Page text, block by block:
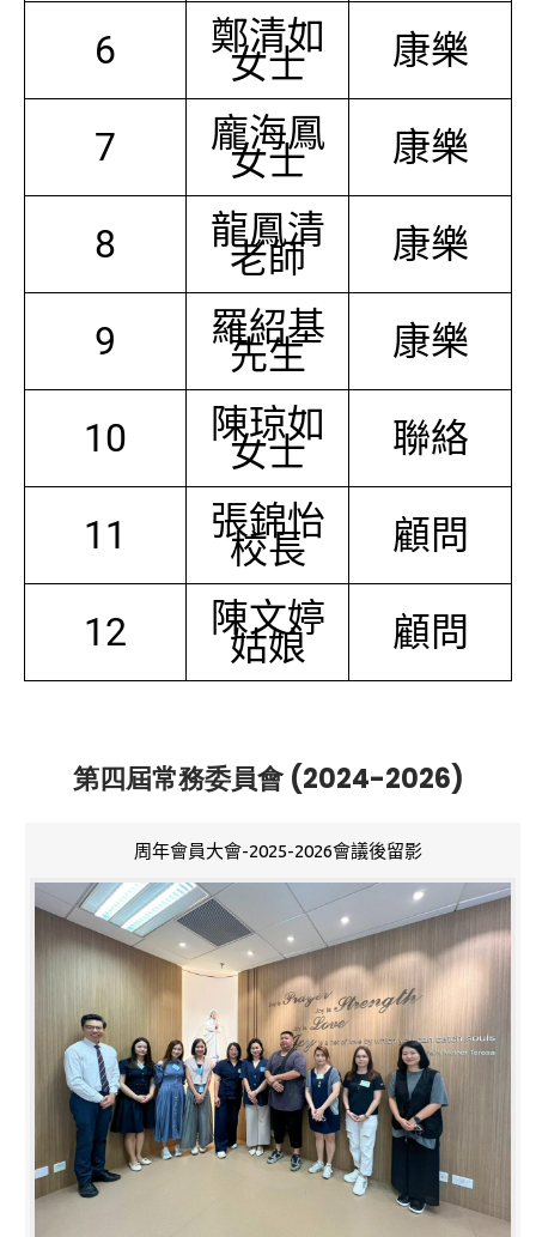
6 鄭清如
女士 康樂
7 龐海鳳
女士 康樂
8 龍鳳清
老師 康樂
9 羅紹基
先生 康樂
10 陳琼如
女士 聯絡
11 張錦怡
校長 顧問
12 陳文婷
姑娘 顧問
第四屆常務委員會 (2024-2026)
周年會員大會-2025-2026會議後留影